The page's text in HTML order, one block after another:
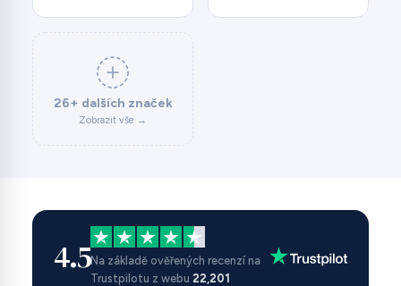
26+ dalších značek
Zobrazit vše →
4.5Na základě ověřených recenzí na
Trustpilotu z webu 22,201